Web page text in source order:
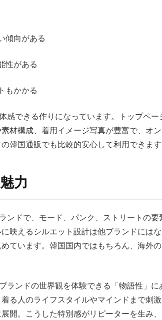
傾向がある
性がある
もかかる
感できる作りになっています。トップペ
材構成、着用イメージ写真が豊富で、
韓国通販でも比較的安心して利用できます
力
ンドで、モード、パンク、ストリートの
映えるシルエット設計は他ブランドに
ています。韓国国内ではもちろん、海外
ランドの世界観を体験できる「物語性」
る人のライフスタイルやマインドまで
開。こうした特別感がリピーターを生